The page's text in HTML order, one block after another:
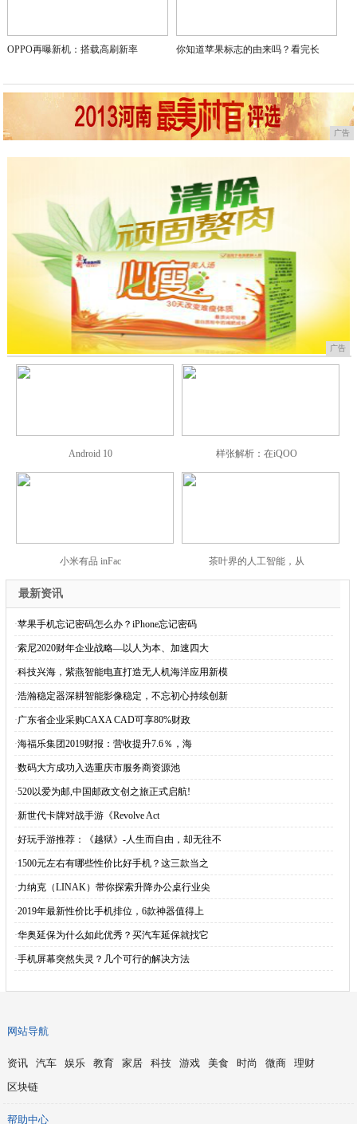
OPPO再曝新机：搭载高刷新率 你知道苹果标志的由来吗？看完长
广告
广告
Android 10 样张解析：在iQOO
小米有品 inFac 茶叶界的人工智能，从
最新资讯
·苹果手机忘记密码怎么办？iPhone忘记密码
·索尼2020财年企业战略—以人为本、加速四大
·科技兴海，紫燕智能电直打造无人机海洋应用新模
·浩瀚稳定器深耕智能影像稳定，不忘初心持续创新
·广东省企业采购CAXA CAD可享80%财政
·海福乐集团2019财报：营收提升7.6％，海
·数码大方成功入选重庆市服务商资源池
·520以爱为邮,中国邮政文创之旅正式启航!
·新世代卡牌对战手游《Revolve Act
·好玩手游推荐：《越狱》-人生而自由，却无往不
·1500元左右有哪些性价比好手机？这三款当之
·力纳克（LINAK）带你探索升降办公桌行业尖
·2019年最新性价比手机排位，6款神器值得上
·华奥延保为什么如此优秀？买汽车延保就找它
·手机屏幕突然失灵？几个可行的解决方法
网站导航
资讯 汽车 娱乐 教育 家居 科技 游戏 美食 时尚 微商
理财
区块链
帮助中心